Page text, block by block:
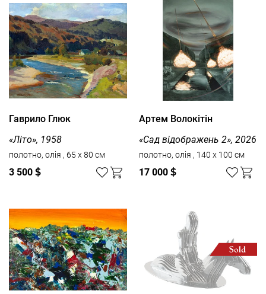
Гаврило Глюк
«Літо», 1958
полотно, олія , 65 x 80 см
3 500 $
Артем Волокітін
«Сад відображень 2», 2026
полотно, олія , 140 x 100 см
17 000 $